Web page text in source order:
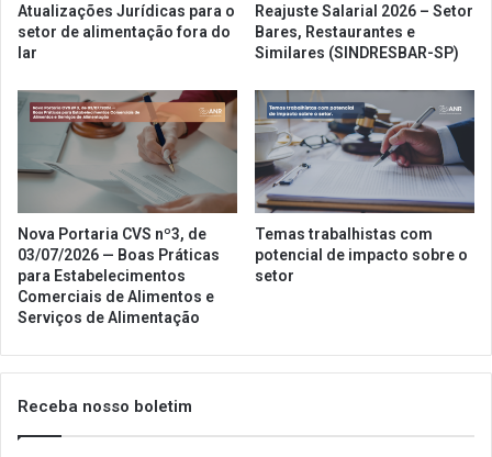
Atualizações Jurídicas para o
setor de alimentação fora do
lar
Reajuste Salarial 2026 – Setor
Bares, Restaurantes e
Similares (SINDRESBAR-SP)
Nova Portaria CVS nº3, de
03/07/2026 — Boas Práticas
para Estabelecimentos
Comerciais de Alimentos e
Serviços de Alimentação
Temas trabalhistas com
potencial de impacto sobre o
setor
Receba nosso boletim